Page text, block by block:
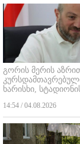
გორის მერის
ხარისხი,
14:54 / 04.08.2026